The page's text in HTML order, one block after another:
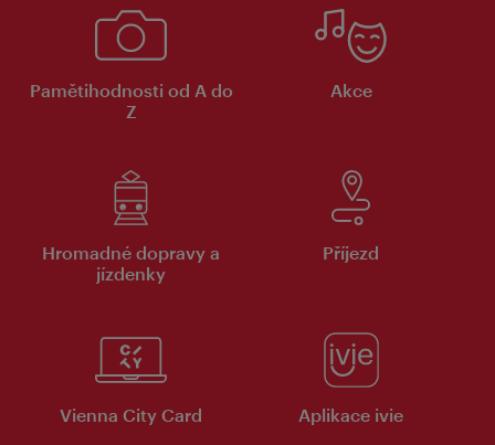
Pamětihodnosti od A do
Z
Akce
Hromadné dopravy a
jízdenky
Příjezd
Vienna City Card Aplikace ivie